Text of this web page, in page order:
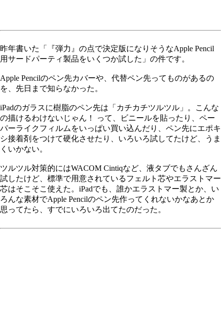
昨年書いた「『弾力』の点で決定版になりそうなApple Pencil
用サードパーティ製品をいくつか試した」の件です。
Apple Pencilのペン先カバーや、代替ペン先ってものがあるの
を、先日まで知らなかった。
iPadのガラスに樹脂のペン先は「カチカチツルツル」。こんな
の描けるわけないじゃん！ って、ビニールを貼ったり、ペー
パーライクフィルムをいっぱい買い込んだり、ペン先にエポキ
シ接着剤をつけて硬化させたり、いろいろ試してたけど、うま
くいかない。
ツルツル対策的にはWACOM Cintiqなど、液タブでもさんざん
試したけど、標準で用意されているフェルト芯やエラストマー
芯はそこそこ使えた。iPadでも、誰かエラストマー製とか、い
ろんな素材でApple Pencilのペン先作ってくれないかなあとか
思ってたら、すでにいろいろ出てたのだった。